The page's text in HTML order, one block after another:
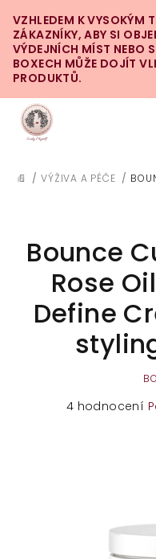
na
obsah
VZHLEDEM K VYSOKÝM
ZÁKAZNÍKY, ABY SI
VÝDEJNÍCH MÍST NEBO
BOXECH MŮŽE DOJÍT
PRODUKTŮ.
DOMŮ
/ VÝŽIVA A PÉČE /
Bounce
Rose
Define
Průměrné
4 hodnocení